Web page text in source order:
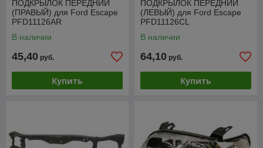
ПОДКРЫЛОК ПЕРЕДНИЙ
(ПРАВЫЙ) для Ford Escape
PFD11126AR
В наличии
45,40 руб.
Купить
ПОДКРЫЛОК ПЕРЕДНИЙ
(ЛЕВЫЙ) для Ford Escape
PFD11126CL
В наличии
64,10 руб.
Купить